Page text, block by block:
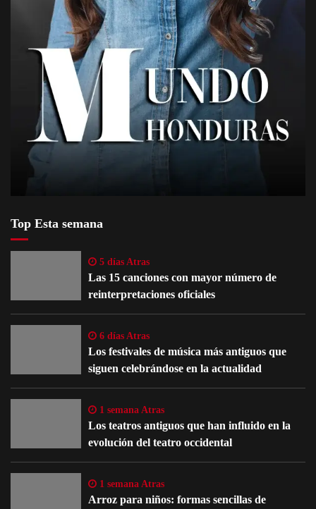
Top Esta semana
5 días Atras
Las 15 canciones con mayor número de
reinterpretaciones oficiales
6 días Atras
Los festivales de música más antiguos que
siguen celebrándose en la actualidad
1 semana Atras
Los teatros antiguos que han influido en la
evolución del teatro occidental
1 semana Atras
Arroz para niños: formas sencillas de